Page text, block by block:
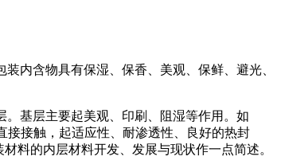
内含物具有保湿、保香、美观、保鲜、避光、
基层主要起美观、印刷、阻湿等作用。如
接接触，起适应性、耐渗透性、良好的热封
料的内层材料开发、发展与现状作一点简述。